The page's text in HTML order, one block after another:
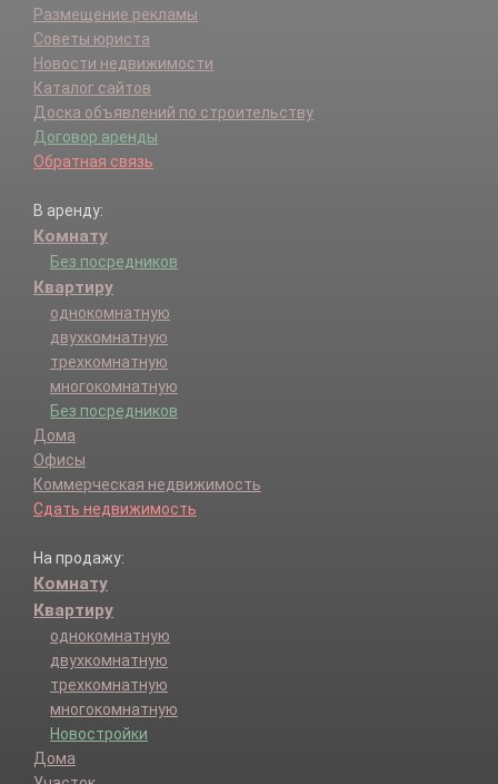
Размещение рекламы
Советы юриста
Новости недвижимости
Каталог сайтов
Доска объявлений по строительству
Договор аренды
Обратная связь
В аренду:
Комнату
Без посредников
Квартиру
однокомнатную
двухкомнатную
трехкомнатную
многокомнатную
Без посредников
Дома
Офисы
Коммерческая недвижимость
Сдать недвижимость
На продажу:
Комнату
Квартиру
однокомнатную
двухкомнатную
трехкомнатную
многокомнатную
Новостройки
Дома